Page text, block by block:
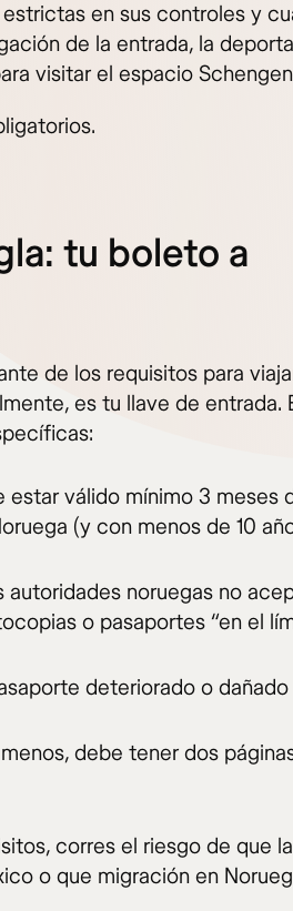
en sus controles y
de la entrada, la
visitar el espacio
tu boleto a
de los requisitos para
es tu llave de entrada.
estar válido mínimo 3 meses
(y con menos de 10
autoridades noruegas no
o pasaportes “en el
deteriorado o
debe tener dos
corres el riesgo de que
o que migración en